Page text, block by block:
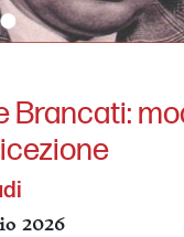
Brancati:
2026